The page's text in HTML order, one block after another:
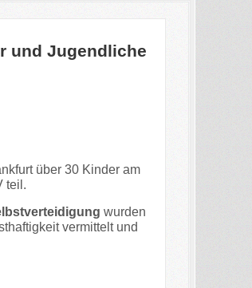
und Jugendliche
über 30 Kinder am
teil.
wurden
vermittelt und